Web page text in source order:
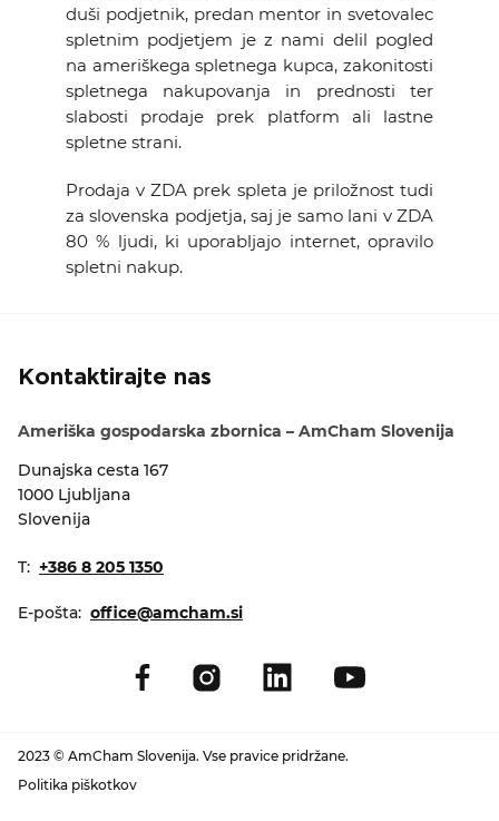
GALERIJA
Želimo postati član
duši podjetnik, predan mentor in svetovalec
spletnim podjetjem je z nami delil pogled
na ameriškega spletnega kupca, zakonitosti
spletnega nakupovanja in prednosti ter
slabosti prodaje prek platform ali lastne
spletne strani.
Prodaja v ZDA prek spleta je priložnost tudi
za slovenska podjetja, saj je samo lani v ZDA
80 % ljudi, ki uporabljajo internet, opravilo
spletni nakup.
Kontaktirajte nas
Ameriška gospodarska zbornica – AmCham Slovenija
Dunajska cesta 167
1000 Ljubljana
Slovenija
T: +386 8 205 1350
E-pošta: office@amcham.si
2023 © AmCham Slovenija. Vse pravice pridržane.
Politika piškotkov